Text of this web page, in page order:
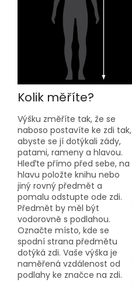
Kolik měříte?
Výšku změříte tak, že se
naboso postavíte ke zdi tak,
abyste se jí dotýkali zády,
patami, rameny a hlavou.
Hleďte přímo před sebe, na
hlavu položte knihu nebo
jiný rovný předmět a
pomalu odstupte ode zdi.
Předmět by měl být
vodorovně s podlahou.
Označte místo, kde se
spodní strana předmětu
dotýká zdi. Vaše výška je
naměřená vzdálenost od
podlahy ke značce na zdi.